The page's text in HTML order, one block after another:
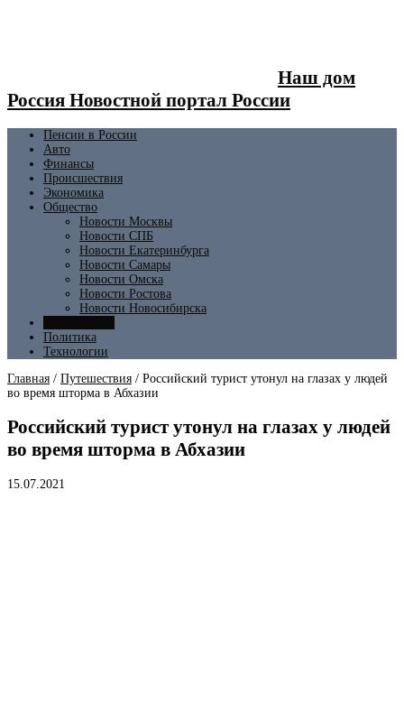
Наш дом
Россия Новостной портал России
Пенсии в России
Авто
Финансы
Происшествия
Экономика
Общество
Новости Москвы
Новости СПБ
Новости Екатеринбурга
Новости Самары
Новости Омска
Новости Ростова
Новости Новосибирска
Политика
Технологии
Главная / Путешествия / Российский турист утонул на глазах у людей
во время шторма в Абхазии
Российский турист утонул на глазах у людей
во время шторма в Абхазии
15.07.2021